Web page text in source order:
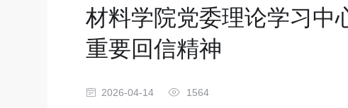
材料学院党委理论学习中
重要回信精神
2026-04-14 1564